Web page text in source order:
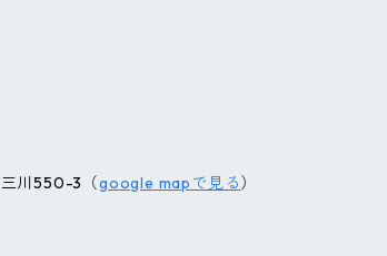
三川550-3（google mapで見る）